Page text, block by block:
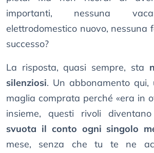
importanti, nessuna
elettrodomestico nuovo, nessuna
successo?
La risposta, quasi sempre, sta
silenziosi. Un abbonamento
maglia comprata perché «era in
insieme, questi rivoli diventano
svuota il conto ogni singolo
mese, senza che tu te ne